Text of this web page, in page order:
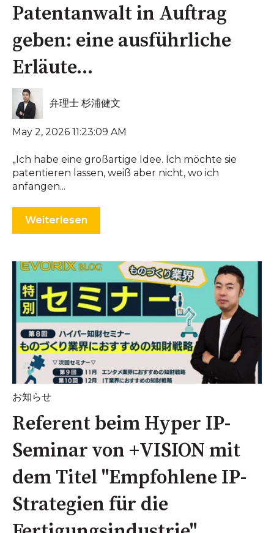
Patentanwalt in Auftrag
geben: eine ausführliche
Erläute...
弁理士 杉浦健文
May 2, 2026 11:23:09 AM
„Ich habe eine großartige Idee. Ich möchte sie
patentieren lassen, weiß aber nicht, wo ich
anfangen...
Weiterlesen
お知らせ
Referent beim Hyper IP-
Seminar von +VISION mit
dem Titel "Empfohlene IP-
Strategien für die